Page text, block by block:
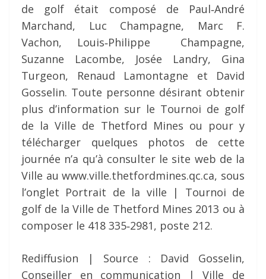
de golf était composé de Paul‐André
Marchand, Luc Champagne, Marc F.
Vachon, Louis‐Philippe Champagne,
Suzanne Lacombe, Josée Landry, Gina
Turgeon, Renaud Lamontagne et David
Gosselin. Toute personne désirant obtenir
plus d’information sur le Tournoi de golf
de la Ville de Thetford Mines ou pour y
télécharger quelques photos de cette
journée n’a qu’à consulter le site web de la
Ville au www.ville.thetfordmines.qc.ca, sous
l’onglet Portrait de la ville | Tournoi de
golf de la Ville de Thetford Mines 2013 ou à
composer le 418 335‐2981, poste 212.
Rediffusion | Source : David Gosselin,
Conseiller en communication | Ville de